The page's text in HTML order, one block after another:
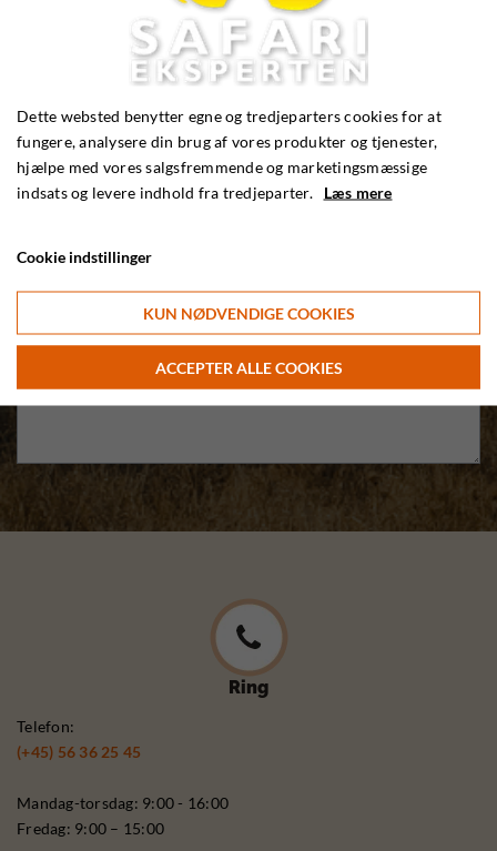
Ring
Telefon:
(+45) 56 36 25 45
Mandag-torsdag: 9:00 - 16:00
Fredag: 9:00 – 15:00
Dette websted benytter egne og tredjeparters cookies for at
fungere, analysere din brug af vores produkter og tjenester,
hjælpe med vores salgsfremmende og marketingsmæssige
indsats og levere indhold fra tredjeparter. Læs mere
Cookie indstillinger
KUN NØDVENDIGE COOKIES
ACCEPTER ALLE COOKIES